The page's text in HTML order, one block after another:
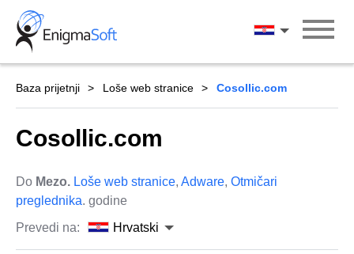
Skip
content
Hrvatski
Baza prijetnji Loše web stranice Cosollic.com
Cosollic.com
Do Mezo. Loše web stranice, Adware, Otmičari
preglednika. godine
Prevedi na:
Hrvatski